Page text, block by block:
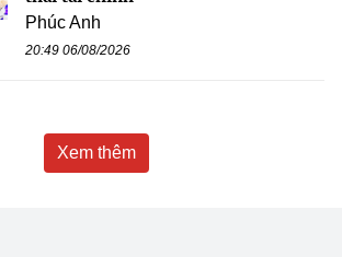
Phúc Anh
20:49 06/08/2026
Xem thêm